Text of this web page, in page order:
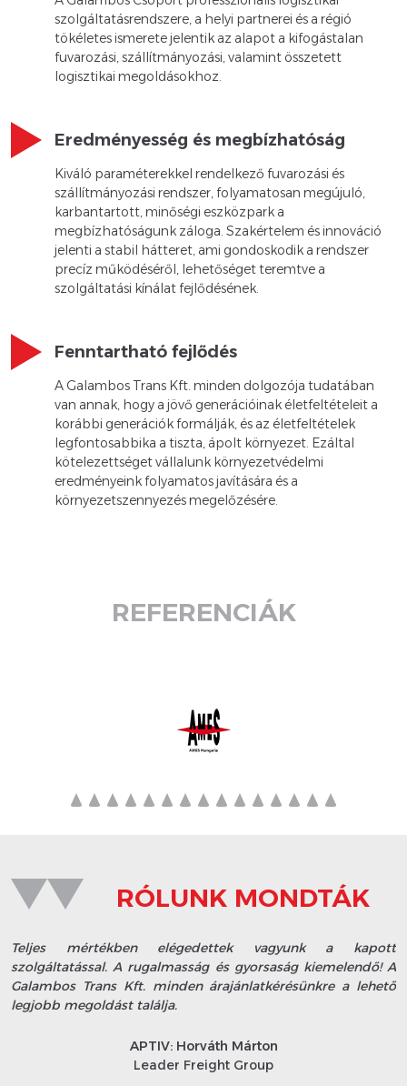
szolgáltatásrendszere, a helyi partnerei és a régió
tökéletes ismerete jelentik az alapot a kifogástalan
fuvarozási, szállítmányozási, valamint összetett
logisztikai megoldásokhoz.
Eredményesség és megbízhatóság
Kiváló paraméterekkel rendelkező fuvarozási és
szállítmányozási rendszer, folyamatosan megújuló,
karbantartott, minőségi eszközpark a
megbízhatóságunk záloga. Szakértelem és innováció
jelenti a stabil hátteret, ami gondoskodik a rendszer
precíz működéséről, lehetőséget teremtve a
szolgáltatási kínálat fejlődésének.
Fenntartható fejlődés
A Galambos Trans Kft. minden dolgozója tudatában
van annak, hogy a jövő generációinak életfeltételeit a
korábbi generációk formálják, és az életfeltételek
legfontosabbika a tiszta, ápolt környezet. Ezáltal
kötelezettséget vállalunk környezetvédelmi
eredményeink folyamatos javítására és a
környezetszennyezés megelőzésére.
REFERENCIÁK
RÓLUNK MONDTÁK
Teljes mértékben elégedettek vagyunk a kapott
szolgáltatással. A rugalmasság és gyorsaság kiemelendő! A
Galambos Trans Kft. minden árajánlatkérésünkre a lehető
legjobb megoldást találja.
APTIV: Horváth Márton
Leader Freight Group